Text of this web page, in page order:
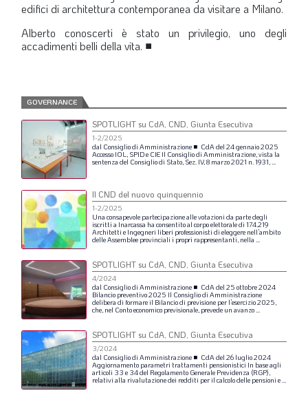
edifici di architettura contemporanea da visitare a Milano.
Alberto conoscerti è stato un privilegio, uno degli
accadimenti belli della vita. ■
GOVERNANCE
SPOTLIGHT su CdA, CND, Giunta Esecutiva
1-2/2025
dal Consigliodi Amministrazione ■ CdAdel 24gennaio2025
Accesso IOL, SPIDe CIE Il Consigliodi Amministrazione,vista la
sentenza del Consigliodi Stato, Sez. IV,8 marzo2021 n.1931,...
Il CND del nuovo quinquennio
1-2/2025
Una consapevole partecipazioneallevotazioni da partedegli
iscritti a Inarcassa ha consentitoal corpoelettoraledi 174.219
Architetti e Ingegneri liberi professionisti di eleggere nell’ambito
delleAssemblee provinciali i propri rappresentanti, nella ...
SPOTLIGHT su CdA, CND, Giunta Esecutiva
4/2024
dal Consigliodi Amministrazione ■ CdAdel 25 ottobre2024
Bilancio preventivo2025 Il Consigliodi Amministrazione
delibera di formareil Bilanciodi previsione per l’esercizio2025,
che, nel Contoeconomico previsionale, prevede un avanzo...
SPOTLIGHT su CdA, CND, Giunta Esecutiva
3/2024
dal Consigliodi Amministrazione ■ CdAdel 26 luglio2024
Aggiornamento parametri trattamenti pensionistici In baseagli
articoli 33 e 34del Regolamento Generale Previdenza (RGP),
relativi alla rivalutazionedei redditi peril calcolodelle pensioni e...